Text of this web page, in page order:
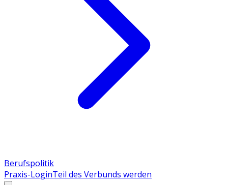
Berufspolitik
Praxis-LoginTeil des Verbunds werden